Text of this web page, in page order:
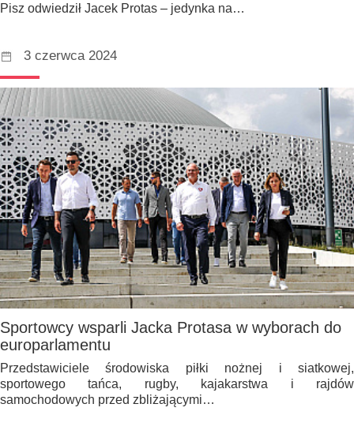
Pisz odwiedził Jacek Protas – jedynka na…
3 czerwca 2024
Sportowcy wsparli Jacka Protasa w wyborach do
europarlamentu
Przedstawiciele środowiska piłki nożnej i siatkowej,
sportowego tańca, rugby, kajakarstwa i rajdów
samochodowych przed zbliżającymi…